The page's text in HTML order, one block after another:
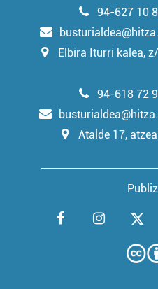
94-627 10
Elbira Iturri kalea,
94-618 72
Atalde 17,